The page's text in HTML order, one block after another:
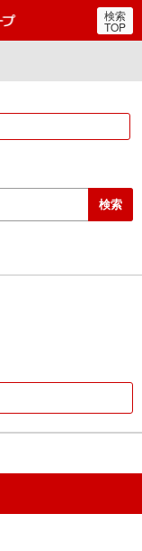
郵便局・日本郵政グルー
検索
TOP